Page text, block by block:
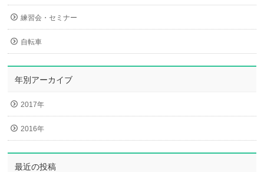
練習会・セミナー
自転車
年別アーカイブ
2017年
2016年
最近の投稿